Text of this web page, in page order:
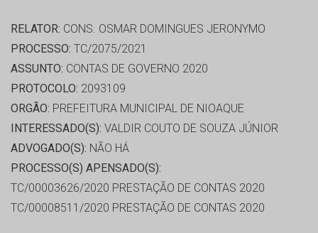
RELATOR: CONS. OSMAR DOMINGUES JERONYMO
PROCESSO: TC/2075/2021
ASSUNTO: CONTAS DE GOVERNO 2020
PROTOCOLO: 2093109
ORGÃO: PREFEITURA MUNICIPAL DE NIOAQUE
INTERESSADO(S): VALDIR COUTO DE SOUZA JÚNIOR
ADVOGADO(S): NÃO HÁ
PROCESSO(S) APENSADO(S):
TC/00003626/2020 PRESTAÇÃO DE CONTAS 2020
TC/00008511/2020 PRESTAÇÃO DE CONTAS 2020